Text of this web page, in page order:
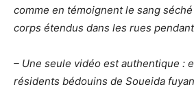
comme en témoignent le sang
corps étendus dans les rues
– Une seule vidéo est authentique :
résidents bédouins de Soueida